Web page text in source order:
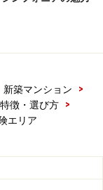
考えてみましょ
子どもが間をす
間隔は「内法で
新築マンション
>
徴・選び方
>
エリア